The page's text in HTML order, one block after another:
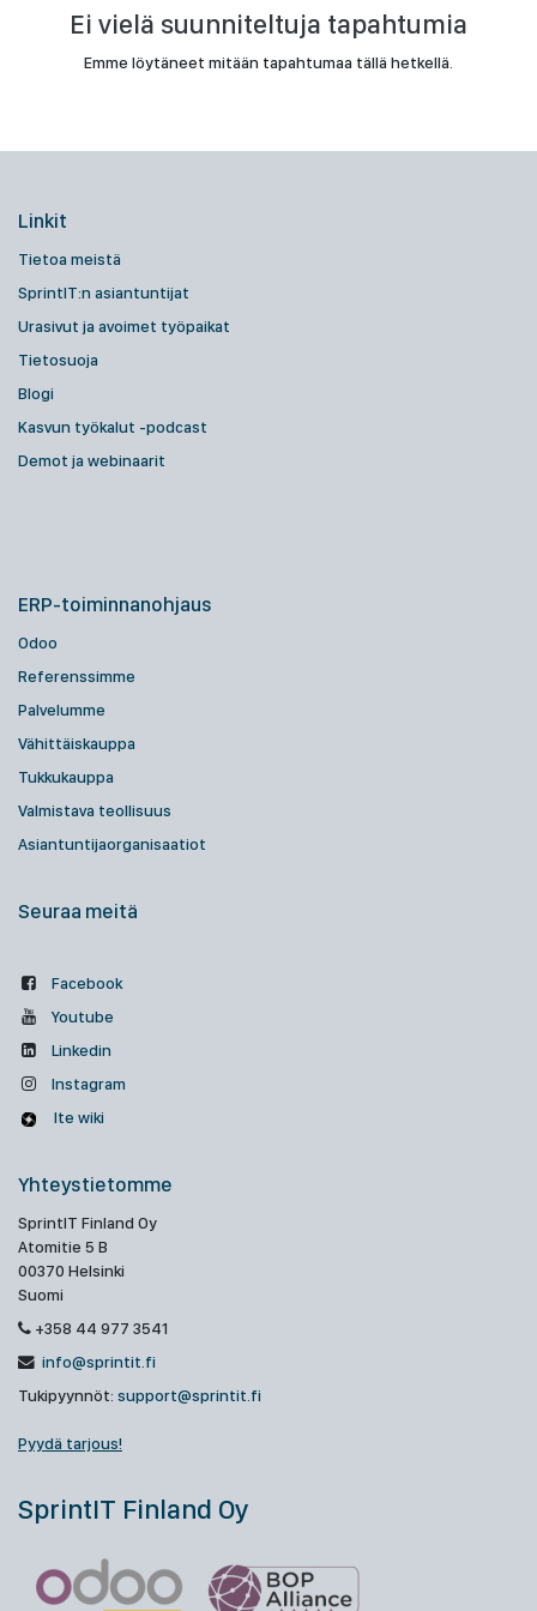
Ei vielä suunniteltuja tapahtumia
Emme löytäneet mitään tapahtumaa tällä hetkellä.
Linkit
Tietoa meistä
SprintIT:n asiantuntijat
Urasivut ja avoimet työpaikat
Tietosuoja
Blogi
Kasvun työkalut -podcast
Demot ja webinaarit
ERP-toiminnanohjaus
Odoo
Referenssimme
Palvelumme
Vähittäiskauppa
Tukkukauppa
Valmistava teollisuus
Asiantuntijaorganisaatiot
Seuraa meitä
Facebook
Youtube
Linkedin
Instagram
Ite wiki
Yhteystietomme
SprintIT Finland Oy
Atomitie 5 B
00370 Helsinki
Suomi
+358 44 977 3541
info@sprintit.fi
Tukipyynnöt: support@sprintit.fi
Pyydä tarjous!
SprintIT Finland Oy